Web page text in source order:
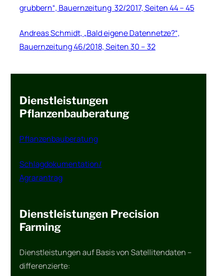
grubbern“, Bauernzeitung 32/2017, Seiten 44 – 45
Andreas Schmidt, „Bald eigene Datennetze?“,
Bauernzeitung 46/2018, Seiten 30 – 32
Dienstleistungen
Pflanzenbauberatung
Pflanzenbauberatung
Schlagdokumentation/
Agrarantrag
Dienstleistungen Precision
Farming
Dienstleistungen auf Basis von Satellitendaten –
differenzierte: